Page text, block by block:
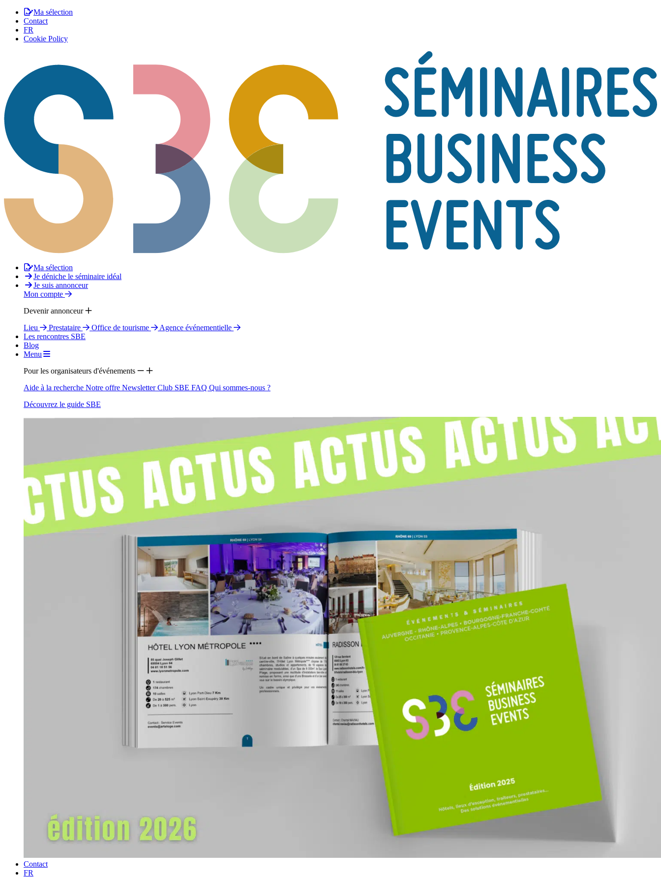
Ma sélection
Contact
FR
Cookie Policy
Ma sélection
Je déniche le séminaire idéal
Je suis annonceur
Mon compte
Devenir annonceur
Lieu
Prestataire Office de tourisme
Agence événementielle
Les rencontres SBE
Blog
Menu
Pour les organisateurs d'événements
Aide à la recherche Notre offre NewsletterClub SBE FAQ Qui sommes-nous ?
Découvrez le guide SBE
Contact
FR